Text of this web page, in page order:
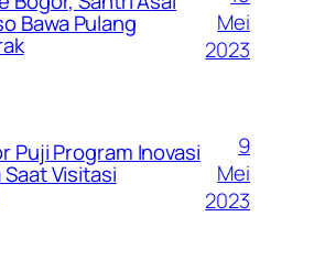
Bawa Pulang
Mei
2023
Puji Program Inovasi
Saat Visitasi
9
Mei
2023